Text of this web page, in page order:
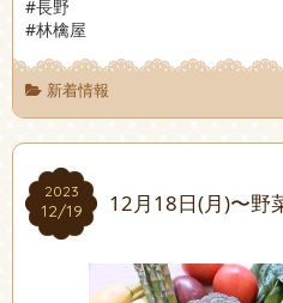
#長野
#林檎屋
新着情報
2023
12/19
2023
12/19 12月18日(月)〜野